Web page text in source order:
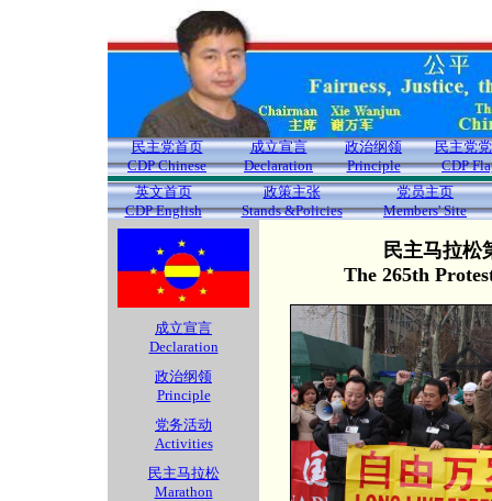
民主党首页
CDP Chinese
成立宣言
Declaration
政治纲领
Principle
民主党
CDP
英文首页
CDP English
政策主张
Stands &Policies
党员主页
Members' Site
成立宣言
Declaration
政治纲领
Principle
党务活动
Activities
民主马拉松
Marathon
民主马拉松
The 265th